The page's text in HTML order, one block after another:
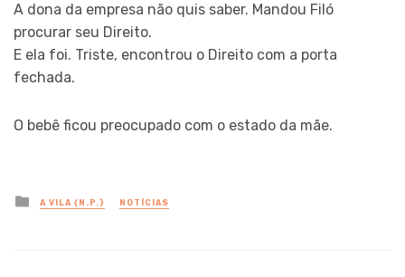
A dona da empresa não quis saber. Mandou Filó
procurar seu Direito.
E ela foi. Triste, encontrou o Direito com a porta
fechada.
O bebê ficou preocupado com o estado da mãe.
Posted
in
A VILA {N.P.} NOTÍCIAS